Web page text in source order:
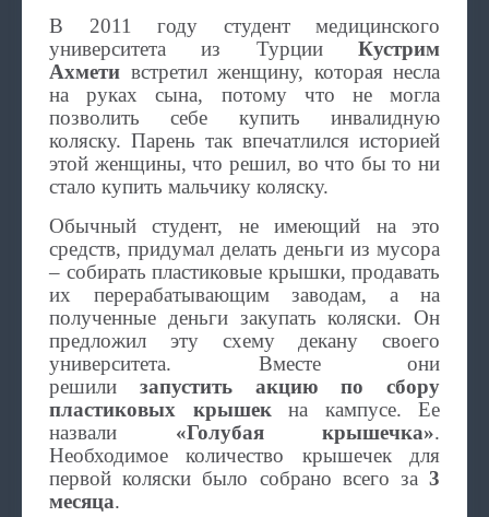
В 2011 году студент медицинского
университета из Турции Кустрим
Ахмети встретил женщину, которая несла
на руках сына, потому что не могла
позволить себе купить инвалидную
коляску. Парень так впечатлился историей
этой женщины, что решил, во что бы то ни
стало купить мальчику коляску.
Обычный студент, не имеющий на это
средств, придумал делать деньги из мусора
– собирать пластиковые крышки, продавать
их перерабатывающим заводам, а на
полученные деньги закупать коляски. Он
предложил эту схему декану своего
университета. Вместе они
решили запустить акцию по сбору
пластиковых крышекна кампусе. Ее
назвали «Голубая крышечка».
Необходимое количество крышечек для
первой коляски было собрано всего за 3
месяца.